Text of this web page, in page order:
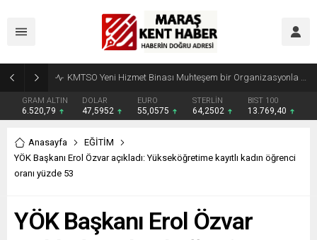
Madrigal, Perşembe Günü KAFUM’da Sahne Alacak
GRAM ALTIN
6.520,79
DOLAR
47,5952
EURO
55,0575
STERLİN
64,2502
BIST 100
13.769,40
Anasayfa
EĞİTİM
YÖK Başkanı Erol Özvar açıkladı: Yükseköğretime kayıtlı kadın öğrenci
oranı yüzde 53
YÖK Başkanı Erol Özvar